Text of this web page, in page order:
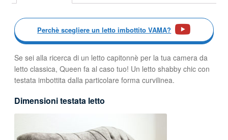
Perchè scegliere un letto imbottito VAMA?
Se sei alla ricerca di un letto capitonnè per la tua camera da
letto classica, Queen fa al caso tuo! Un letto shabby chic con
testata imbottita dalla particolare forma curvilinea.
Dimensioni testata letto